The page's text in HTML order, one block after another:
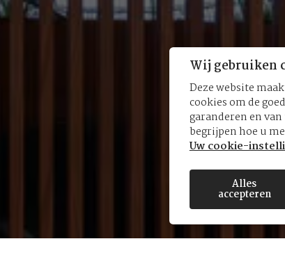
Wij gebruiken
Deze website
cookies om de
garanderen en
begrijpen hoe u
Uw cookie-
Alles
accepteren